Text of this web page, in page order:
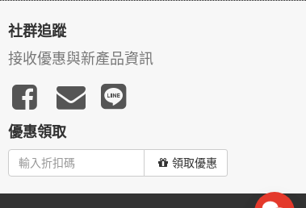
社群追蹤
接收優惠與新產品資訊
優惠領取
領取優惠